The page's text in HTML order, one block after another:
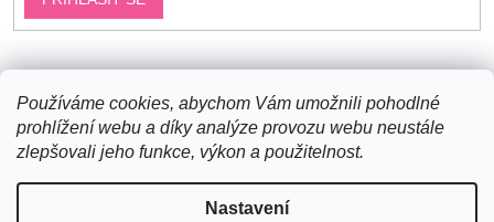
Používáme cookies, abychom Vám umožnili pohodlné
prohlížení webu a díky analýze provozu webu neustále
zlepšovali jeho funkce, výkon a použitelnost.
Nastavení